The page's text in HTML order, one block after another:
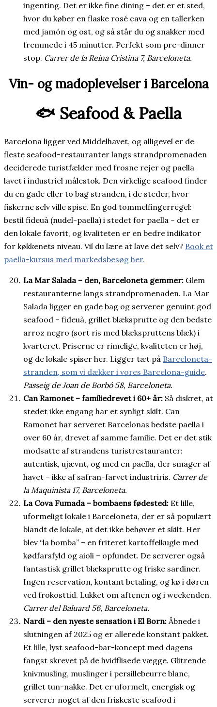
ingenting. Det er ikke fine dining – det er et sted,
hvor du køber en flaske rosé cava og en tallerken
med jamón og ost, og så står du og snakker med
fremmede i 45 minutter. Perfekt som pre-dinner
stop. Carrer de la Reina Cristina 7, Barceloneta.
Vin- og madoplevelser i Barcelona
🐟 Seafood & Paella
Barcelona ligger ved Middelhavet, og alligevel er de
fleste seafood-restauranter langs strandpromenaden
deciderede turistfælder med frosne rejer og paella
lavet i industriel målestok. Den virkelige seafood finder
du en gade eller to bag stranden, i de steder, hvor
fiskerne selv ville spise. En god tommelfingerregel:
bestil fideuà (nudel-paella) i stedet for paella – det er
den lokale favorit, og kvaliteten er en bedre indikator
for køkkenets niveau. Vil du lære at lave det selv? Book et
paella-kursus med markedsbesøg her.
La Mar Salada – den, Barceloneta gemmer: Glem
restauranterne langs strandpromenaden. La Mar
Salada ligger en gade bag og serverer genuint god
seafood – fideuà, grillet blæksprutte og den bedste
arroz negro (sort ris med blækspruttens blæk) i
kvarteret. Priserne er rimelige, kvaliteten er høj,
og de lokale spiser her. Ligger tæt på Barceloneta-
stranden, som vi dækker i vores Barcelona-guide.
Passeig de Joan de Borbó 58, Barceloneta.
Can Ramonet – familiedrevet i 60+ år: Så diskret, at
stedet ikke engang har et synligt skilt. Can
Ramonet har serveret Barcelonas bedste paella i
over 60 år, drevet af samme familie. Det er det stik
modsatte af strandens turistrestauranter:
autentisk, ujævnt, og med en paella, der smager af
havet – ikke af safran-farvet industriris. Carrer de
la Maquinista 17, Barceloneta.
La Cova Fumada – bombaens fødested: Et lille,
uformeligt lokale i Barceloneta, der er så populært
blandt de lokale, at det ikke behøver et skilt. Her
blev “la bomba” – en friteret kartoffelkugle med
kødfarsfyld og aioli – opfundet. De serverer også
fantastisk grillet blæksprutte og friske sardiner.
Ingen reservation, kontant betaling, og kø i døren
ved frokosttid. Lukket om aftenen og i weekenden.
Carrer del Baluard 56, Barceloneta.
Nardi – den nyeste sensation i El Born: Åbnede i
slutningen af 2025 og er allerede konstant pakket.
Et lille, lyst seafood-bar-koncept med dagens
fangst skrevet på de hvidflisede vægge. Glitrende
knivmusling, muslinger i persillebeurre blanc,
grillet tun-nakke. Det er uformelt, energisk og
serverer noget af den friskeste seafood i